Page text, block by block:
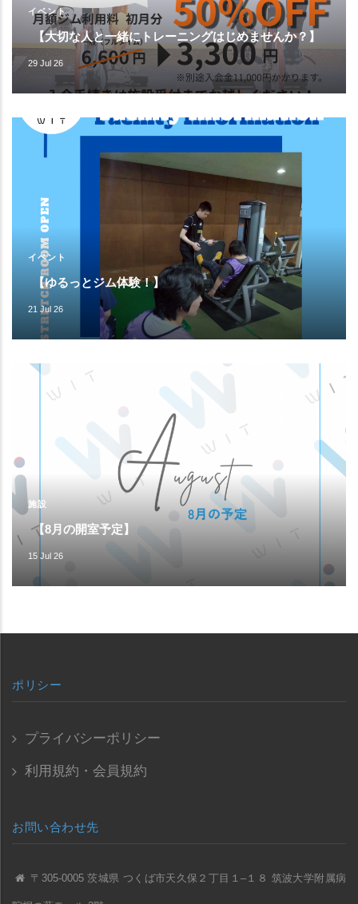
イベント
【大切な人と一緒にトレーニングはじめませんか？】
29 Jul 26
イベント
【ゆるっとジム体験！】
21 Jul 26
施設
【8月の開室予定】
15 Jul 26
ポリシー
プライバシーポリシー
利用規約・会員規約
お問い合わせ先
〒305-0005 茨城県 つくば市天久保２丁目１–１８ 筑波大学附属病